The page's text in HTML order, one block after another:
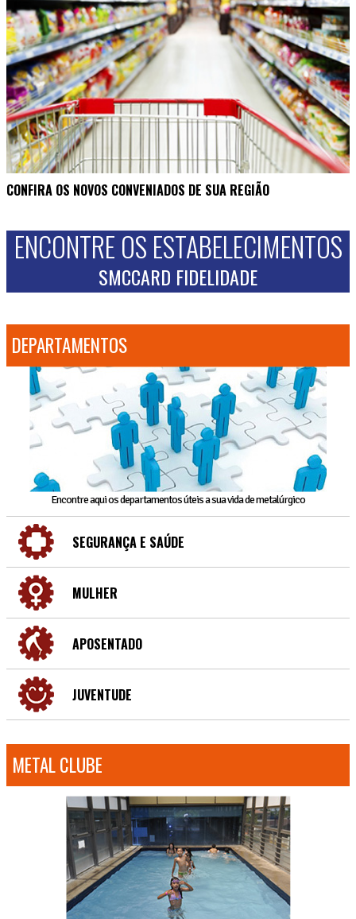
CONFIRA OS NOVOS CONVENIADOS DE SUA REGIÃO
ENCONTRE OS ESTABELECIMENTOS
SMCCARD FIDELIDADE
DEPARTAMENTOS
Encontre aqui os departamentos úteis a sua vida de metalúrgico
SEGURANÇA E SAÚDE
MULHER
APOSENTADO
JUVENTUDE
METAL CLUBE